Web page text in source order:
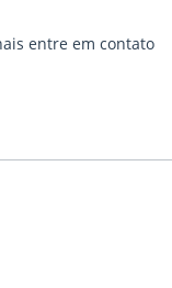
entre em contato